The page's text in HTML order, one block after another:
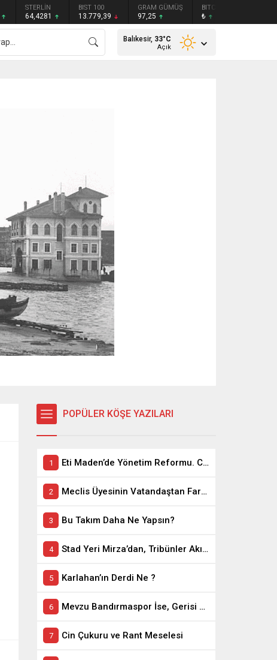
STERLİN
64,4281
BIST 100
13.779,39
GRAM GÜMÜŞ
97,25
BITCOIN
₺
Balıkesir, 33°C
Açık
POPÜLER KÖŞE YAZILARI
Eti Maden’de Yönetim Reformu. CEO Modeli’nde Kadro / Taşeron İşçilik Ayrımı Kalkıyor
Meclis Üyesinin Vatandaştan Farkı Ne ?
Bu Takım Daha Ne Yapsın?
Stad Yeri Mirza’dan, Tribünler Akın’dan: Geriye Bakanlık Kaldı.
Karlahan’ın Derdi Ne ?
Mevzu Bandırmaspor İse, Gerisi Teferruattır
Cin Çukuru ve Rant Meselesi